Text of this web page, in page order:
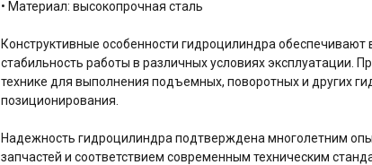
• Материал: высокопрочная сталь
Конструктивные особенности гидроцилиндра обеспечивают
стабильность работы в различных условиях эксплуатации.
технике для выполнения подъемных, поворотных и других
позиционирования.
Надежность гидроцилиндра подтверждена многолетним
запчастей и соответствием современным техническим